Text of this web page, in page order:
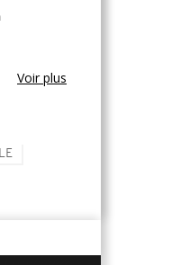
Voir plus